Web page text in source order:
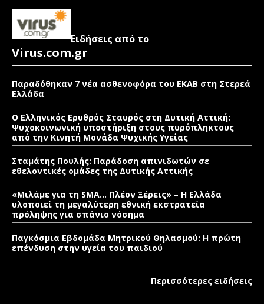
Ειδήσεις από το
Virus.com.gr
Παραδόθηκαν 7 νέα ασθενοφόρα του ΕΚΑΒ στη Στερεά
Ελλάδα
Ο Ελληνικός Ερυθρός Σταυρός στη Δυτική Αττική:
Ψυχοκοινωνική υποστήριξη στους πυρόπληκτους
από την Κινητή Μονάδα Ψυχικής Υγείας
Σταμάτης Πουλής: Παράδοση απινιδωτών σε
εθελοντικές ομάδες της Δυτικής Αττικής
«Μιλάμε για τη SMA… Πλέον Ξέρεις» – Η Ελλάδα
υλοποιεί τη μεγαλύτερη εθνική εκστρατεία
πρόληψης για σπάνιο νόσημα
Παγκόσμια Εβδομάδα Μητρικού Θηλασμού: Η πρώτη
επένδυση στην υγεία του παιδιού
Περισσότερες ειδήσεις